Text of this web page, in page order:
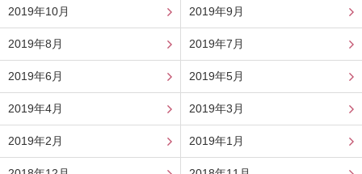
2019年10月 2019年9月
2019年8月 2019年7月
2019年6月 2019年5月
2019年4月 2019年3月
2019年2月 2019年1月